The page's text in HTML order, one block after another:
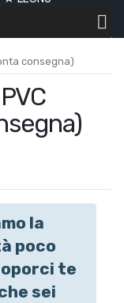
consegna)
la
poco
te
sei